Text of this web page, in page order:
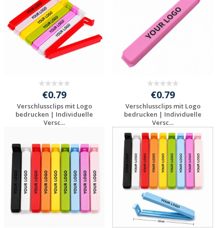
€0.79
Verschlussclips mit Logo
bedrucken | Individuelle
Versc...
anfordern
€0.79
Verschlussclips mit Logo
bedrucken | Individuelle
Versc...
Jetzt Angebot
anfordern